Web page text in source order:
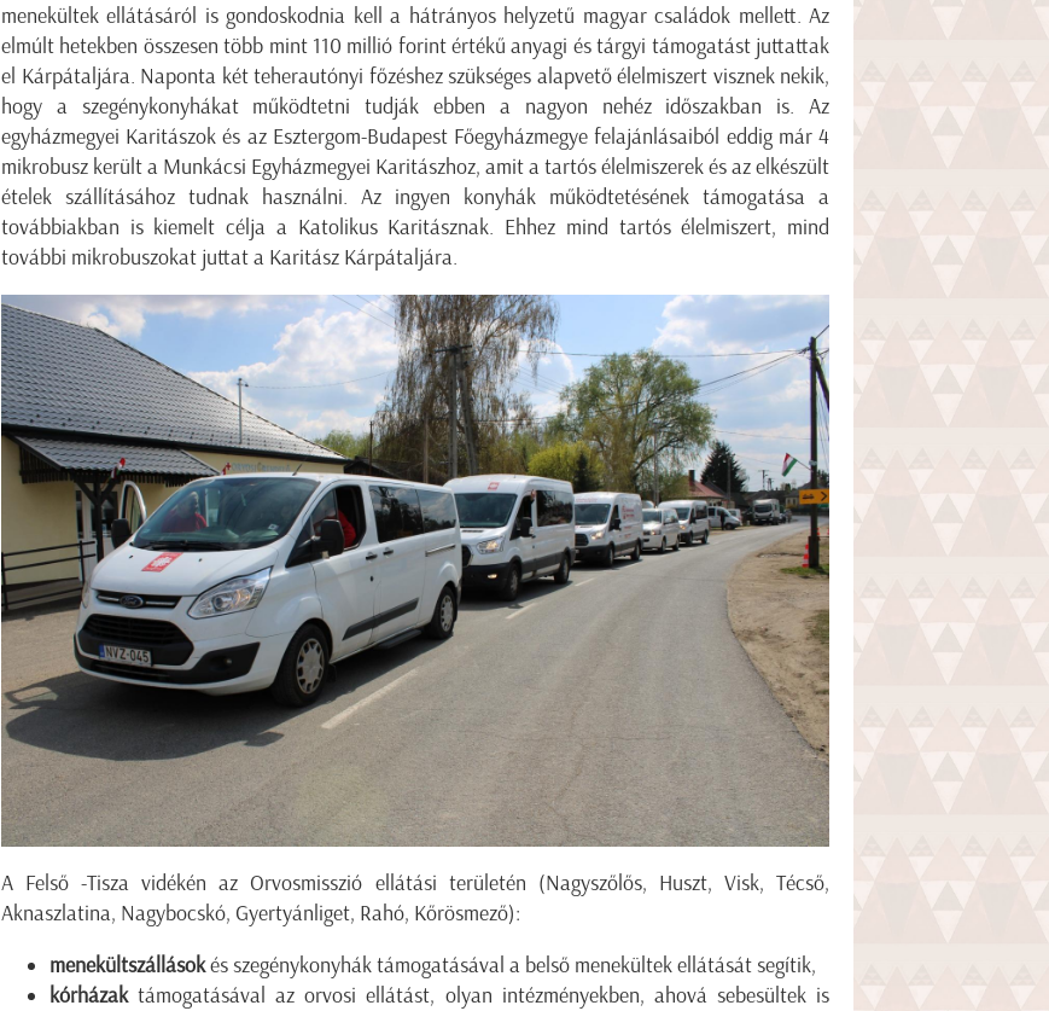
menekültek ellátásáról is gondoskodnia kell a hátrányos helyzetű magyar családok mellett. Az
elmúlt hetekben összesen több mint 110 millió forint értékű anyagi és tárgyi támogatást juttattak
el Kárpátaljára. Naponta két teherautónyi főzéshez szükséges alapvető élelmiszert visznek nekik,
hogy a szegénykonyhákat működtetni tudják ebben a nagyon nehéz időszakban is. Az
egyházmegyei Karitászok és az Esztergom-Budapest Főegyházmegye felajánlásaiból eddig már 4
mikrobusz került a Munkácsi Egyházmegyei Karitászhoz, amit a tartós élelmiszerek és az elkészült
ételek szállításához tudnak használni. Az ingyen konyhák működtetésének támogatása a
továbbiakban is kiemelt célja a Katolikus Karitásznak. Ehhez mind tartós élelmiszert, mind
további mikrobuszokat juttat a Karitász Kárpátaljára.
A Felső -Tisza vidékén az Orvosmisszió ellátási területén (Nagyszőlős, Huszt, Visk, Técső,
Aknaszlatina, Nagybocskó, Gyertyánliget, Rahó, Kőrösmező):
menekültszállásokés szegénykonyhák támogatásával a belső menekültek ellátását segítik,
kórházaktámogatásával az orvosi ellátást, olyan intézményekben, ahová sebesültek is